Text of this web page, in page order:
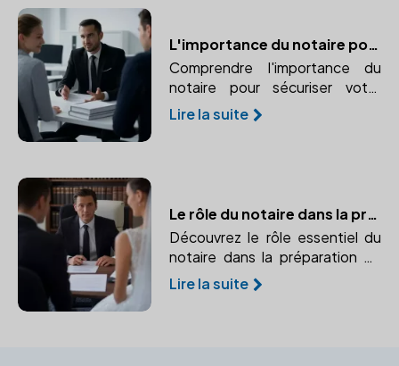
L'importance du notaire pour sécuriser votre mariage
Comprendre l'importance du
notaire pour sécuriser votre
mariage et protéger vos
intérêts juridiques et financiers.
Lire la suite
Le rôle du notaire dans la préparation du contrat de mariage
Découvrez le rôle essentiel du
notaire dans la préparation de
votre contrat de mariage.
Lire la suite